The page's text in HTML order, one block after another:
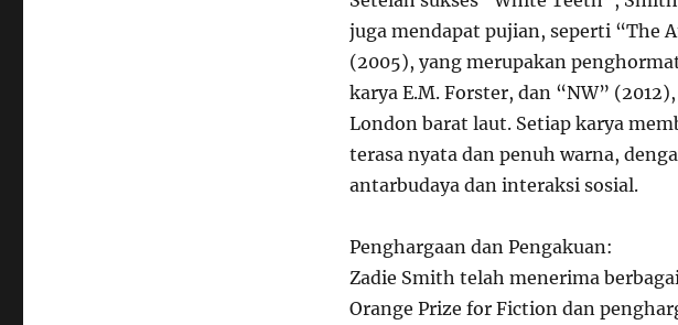
juga mendapat pujian, seperti “The
(2005), yang merupakan
karya E.M. Forster, dan “NW”
London barat laut. Setiap karya
terasa nyata dan penuh warna,
antarbudaya dan interaksi sosial.
Penghargaan dan Pengakuan:
Zadie Smith telah menerima
Orange Prize for Fiction dan